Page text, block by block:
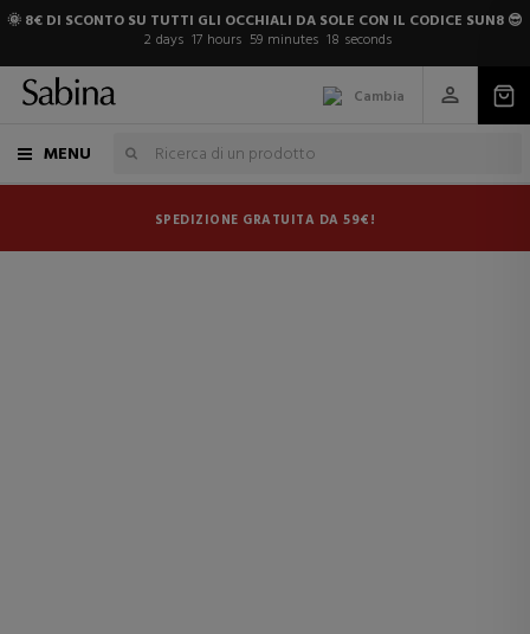
🌞 8€ DI SCONTO SU TUTTI GLI OCCHIALI DA SOLE CON IL CODICE SUN8 😎
2 days 17 hours 59 minutes 18 seconds
Cambia
MENU
SPEDIZIONE GRATUITA DA 59€!